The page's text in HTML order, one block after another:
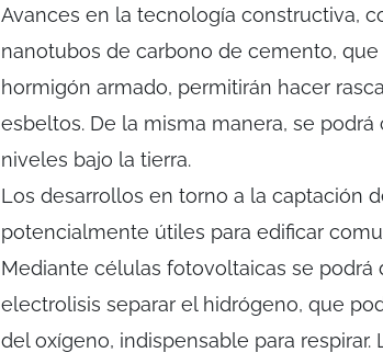
Avances en la tecnología constructiva,
nanotubos de carbono de cemento,
hormigón armado, permitirán hacer
esbeltos. De la misma manera, se
niveles bajo la tierra.
Los desarrollos en torno a la captación
potencialmente útiles para edificar
Mediante células fotovoltaicas se podrá
electrolisis separar el hidrógeno, que
del oxígeno, indispensable para